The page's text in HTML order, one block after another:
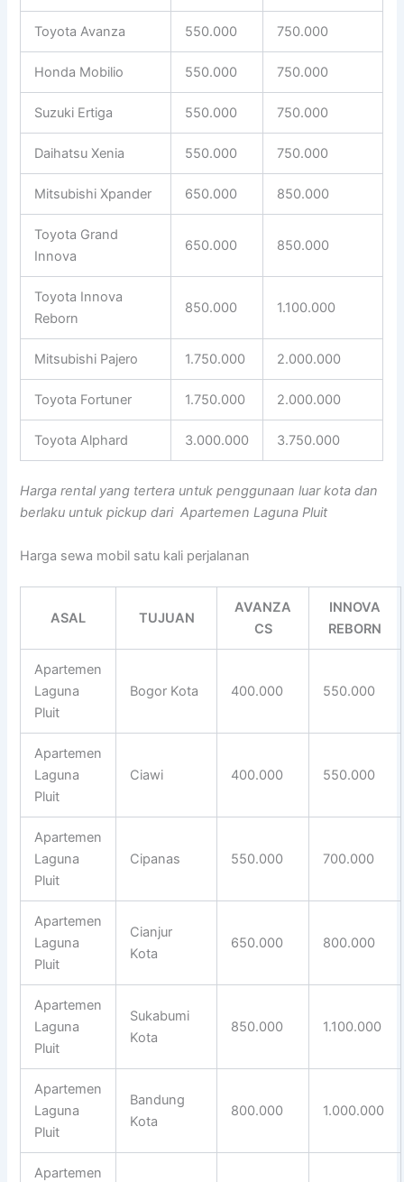
Toyota Avanza 550.000 750.000
Honda Mobilio 550.000 750.000
Suzuki Ertiga 550.000 750.000
Daihatsu Xenia 550.000 750.000
Mitsubishi Xpander 650.000 850.000
Toyota Grand
Innova
650.000 850.000
Toyota Innova
Reborn
850.000 1.100.000
Mitsubishi Pajero 1.750.000 2.000.000
Toyota Fortuner 1.750.000 2.000.000
Toyota Alphard 3.000.000 3.750.000
Harga rental yang tertera untuk penggunaan luar kota dan
berlaku untuk pickup dari Apartemen Laguna Pluit
Harga sewa mobil satu kali perjalanan
ASAL TUJUAN
AVANZA
CS
INNOVA
REBORN
Apartemen
Laguna
Pluit
Bogor Kota 400.000 550.000
Apartemen
Laguna
Pluit
Ciawi 400.000 550.000
Apartemen
Laguna
Pluit
Cipanas 550.000 700.000
Apartemen
Laguna
Pluit
Cianjur
Kota
650.000 800.000
Apartemen
Laguna
Pluit
Sukabumi
Kota
850.000 1.100.000
Apartemen
Laguna
Pluit
Bandung
Kota
800.000 1.000.000
Apartemen